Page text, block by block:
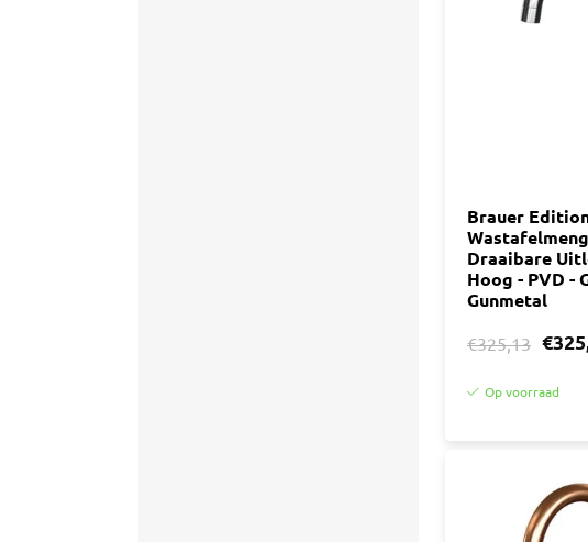
Siliconenkitten
Montagekitten
Finishers
Toebehoren Kit
Brauer
Draaibare
Hoog - PVD -
Gunmetal
€325,13
Op voorraad